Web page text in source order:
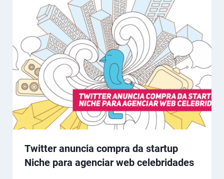
Twitter anuncia compra da startup
Niche para agenciar web celebridades